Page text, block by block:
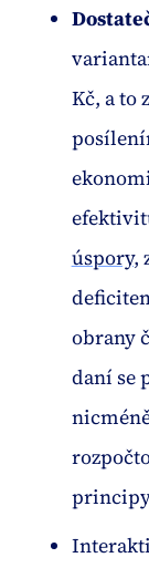
Kč, a to
úspory,
obrany
daní se